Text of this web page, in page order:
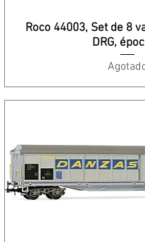
Roco 44003, Set de 8
DRG,